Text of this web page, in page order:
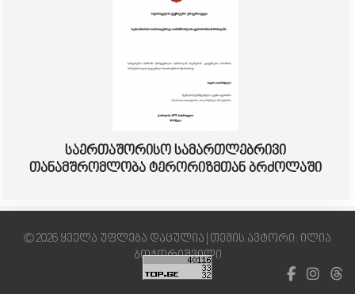
საერთაშორისო სამართლებრივი
თანამშრომლობა ტერორიზმთან ბრძოლაში
© 2026 ყველა უფლება დაცულია | თემის ავტორი: ილია
ბოჭორიშვილი